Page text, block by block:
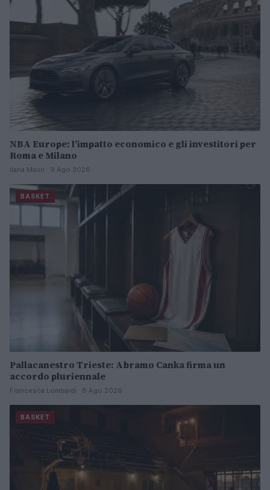
NBA Europe: l’impatto economico e gli investitori per
Roma e Milano
Ilaria Mauri · 9 Ago 2026
BASKET
Pallacanestro Trieste: Abramo Canka firma un
accordo pluriennale
Francesca Lombardi · 8 Ago 2026
BASKET